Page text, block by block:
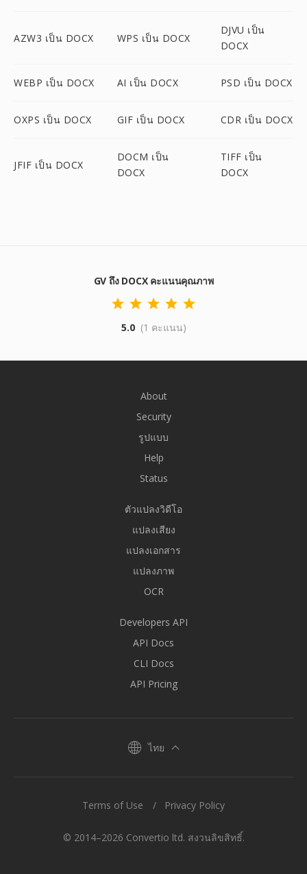
AZW3 เป็น DOCX WPS เป็น DOCX
DJVU เป็น
DOCX
WEBP เป็น DOCX AI เป็น DOCX PSD เป็น DOCX
OXPS เป็น DOCX GIF เป็น DOCX CDR เป็น DOCX
JFIF เป็น DOCX
DOCM เป็น
DOCX
TIFF เป็น
DOCX
GV ถึง DOCX คะแนนคุณภาพ
5.0 (1 คะแนน)
About
Security
รูปแบบ
Help
Status
ตัวแปลงวิดีโอ
แปลงเสียง
แปลงเอกสาร
แปลงภาพ
OCR
Developers API
API Docs
CLI Docs
API Pricing
ไทย
© 2014–2026 Convertio ltd. สงวนลิขสิทธิ์.
Terms of Use Privacy Policy